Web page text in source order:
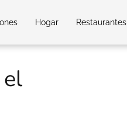
Hogar Restaurantes